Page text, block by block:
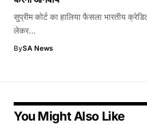
सुप्रीम कोर्ट का हालिया फैसला भारतीय
लेकर…
BySA News
You Might Also Like